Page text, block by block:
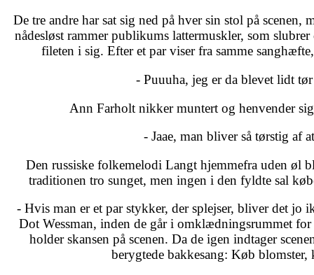
De tre andre har sat sig ned på hver sin stol på scenen,
nådesløst rammer publikums lattermuskler, som
fileten i sig. Efter et par viser fra samme
- Puuuha, jeg er da blevet lidt
Ann Farholt nikker muntert og henvender
- Jaae, man bliver så tørstig af
Den russiske folkemelodi Langt hjemmefra uden øl
traditionen tro sunget, men ingen i den fyldte sal
- Hvis man er et par stykker, der splejser, bliver det jo
Dot Wessman, inden de går i omklædningsrummet
holder skansen på scenen. Da de igen indtager
berygtede bakkesang: Køb blomster,